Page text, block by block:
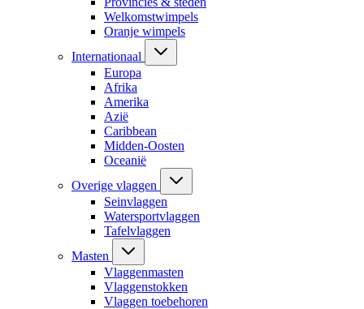
Welkomstwimpels
Oranje wimpels
Internationaal
Europa
Afrika
Amerika
Azië
Caribbean
Midden-Oosten
Oceanië
Overige vlaggen
Seinvlaggen
Watersportvlaggen
Tafelvlaggen
Masten
Vlaggenmasten
Vlaggenstokken
Vlaggen toebehoren